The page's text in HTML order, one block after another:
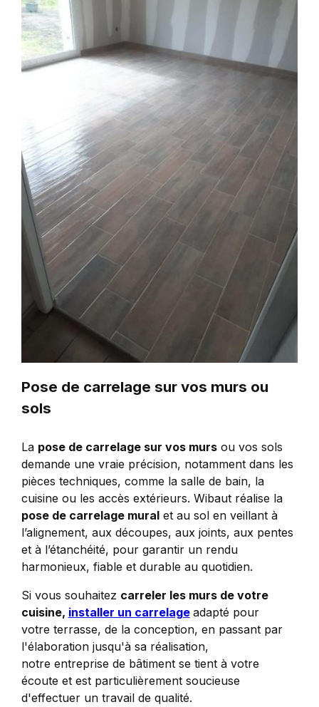
Pose de carrelage sur vos murs ou
sols
La pose de carrelage sur vos mursou vos sols
demande une vraie précision, notamment dans les
pièces techniques, comme la salle de bain, la
cuisine ou les accès extérieurs. Wibaut réalise la
pose de carrelage muralet au sol en veillant à
l’alignement, aux découpes, aux joints, aux pentes
et à l’étanchéité, pour garantir un rendu
harmonieux, fiable et durable au quotidien.
Si vous souhaitez carreler les murs de votre
cuisine, installer un carrelage adapté pour
votre terrasse, de la conception, en passant par
l'élaboration jusqu'à sa réalisation,
notre entreprise de bâtiment se tient à votre
écoute et est particulièrement soucieuse
d'effectuer un travail de qualité.